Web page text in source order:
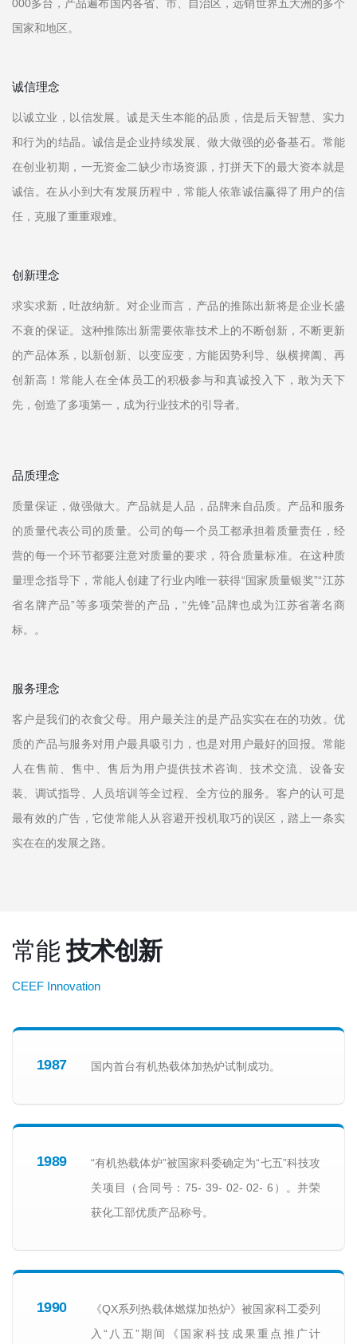
000多台，产品遍布国内各省、市、自治区，远销世界五大洲的多个
国家和地区。
诚信理念
以诚立业，以信发展。诚是天生本能的品质，信是后天智慧、实力
和行为的结晶。诚信是企业持续发展、做大做强的必备基石。常能
在创业初期，一无资金二缺少市场资源，打拼天下的最大资本就是
诚信。在从小到大有发展历程中，常能人依靠诚信赢得了用户的信
任，克服了重重艰难。
创新理念
求实求新，吐故纳新。对企业而言，产品的推陈出新将是企业长盛
不衰的保证。这种推陈出新需要依靠技术上的不断创新，不断更新
的产品体系，以新创新、以变应变，方能因势利导、纵横捭阖、再
创新高！常能人在全体员工的积极参与和真诚投入下，敢为天下
先，创造了多项第一，成为行业技术的引导者。
品质理念
质量保证，做强做大。产品就是人品，品牌来自品质。产品和服务
的质量代表公司的质量。公司的每一个员工都承担着质量责任，经
营的每一个环节都要注意对质量的要求，符合质量标准。在这种质
量理念指导下，常能人创建了行业内唯一获得“国家质量银奖”“江苏
省名牌产品”等多项荣誉的产品，“先锋”品牌也成为江苏省著名商
标。。
服务理念
客户是我们的衣食父母。用户最关注的是产品实实在在的功效。优
质的产品与服务对用户最具吸引力，也是对用户最好的回报。常能
人在售前、售中、售后为用户提供技术咨询、技术交流、设备安
装、调试指导、人员培训等全过程、全方位的服务。客户的认可是
最有效的广告，它使常能人从容避开投机取巧的误区，踏上一条实
实在在的发展之路。
常能技术创新
CEEF Innovation
1987 国内首台有机热载体加热炉试制成功。
1989
“有机热载体炉”被国家科委确定为“七五”科技攻
关项目（合同号：75- 39- 02- 02- 6）。并荣
获化工部优质产品称号。
1990
《QX系列热载体燃煤加热炉》被国家科工委列
入“八五”期间《国家科技成果重点推广计